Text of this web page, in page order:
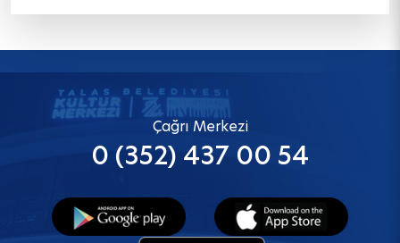
Çağrı Merkezi
0 (352) 437 00 54